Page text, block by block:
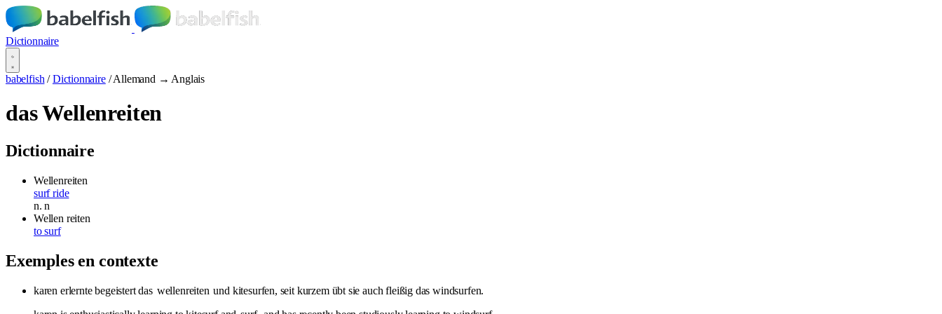
Dictionnaire
babelfish / Dictionnaire / Allemand → Anglais
das Wellenreiten
Dictionnaire
Wellenreiten
surf ride
n.n
Wellen reiten
to surf
Exemples en contexte
karen erlernte begeistert das wellenreiten und kitesurfen, seit kurzem übt sie auch fleißig das windsurfen.